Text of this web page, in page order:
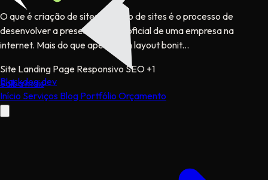
Blackdog.dev
Início Serviços Blog Portfólio Orçamento
O que é criação de sites Criação de sites é o processo de
desenvolver a presença digital oficial de uma empresa na
internet. Mais do que apenas um layout bonit...
Site Landing Page Responsivo SEO +1
Saiba mais